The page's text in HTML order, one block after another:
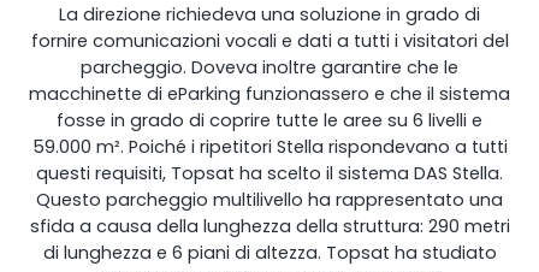
StellaControl
Monitoraggio remoto
All Products
La direzione richiedeva una soluzione in grado di
fornire comunicazioni vocali e dati a tutti i visitatori del
parcheggio. Doveva inoltre garantire che le
macchinette di eParking funzionassero e che il sistema
fosse in grado di coprire tutte le aree su 6 livelli e
59.000 m². Poiché i ripetitori Stella rispondevano a tutti
questi requisiti, Topsat ha scelto il sistema DAS Stella.
Questo parcheggio multilivello ha rappresentato una
sfida a causa della lunghezza della struttura: 290 metri
di lunghezza e 6 piani di altezza. Topsat ha studiato